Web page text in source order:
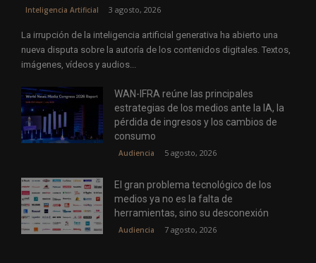
Inteligencia Artificial 3 agosto, 2026
La irrupción de la inteligencia artificial generativa ha abierto una
nueva disputa sobre la autoría de los contenidos digitales. Textos,
imágenes, vídeos y audios...
WAN-IFRA reúne las principales
estrategias de los medios ante la IA, la
pérdida de ingresos y los cambios de
consumo
Audiencia 5 agosto, 2026
El gran problema tecnológico de los
medios ya no es la falta de
herramientas, sino su desconexión
Audiencia 7 agosto, 2026